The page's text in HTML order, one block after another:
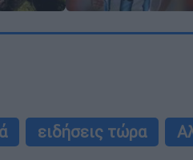
ειδήσεις τώρα